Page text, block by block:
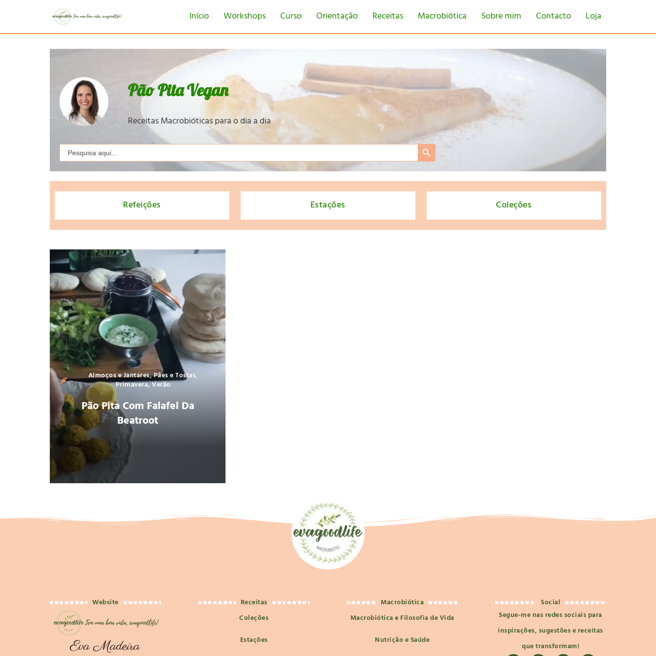
Início Workshops Curso Orientação Receitas Macrobiótica Sobre mim Contacto Loja
Pão Pita Vegan
Receitas Macrobióticas para o dia a dia
Search
for:
Search Button
Refeições Estações Coleções
Almoços e Jantares,Pães e Tostas,
Primavera,Verão
Pão Pita Com Falafel Da
Beatroot
Website
Receitas
Coleções
Estações
Macrobiótica
Macrobiótica e Filosofia de Vida
Nutrição e Saúde
Social
Segue-me nas redes sociais para
inspirações, sugestões e receitas
que transformam!